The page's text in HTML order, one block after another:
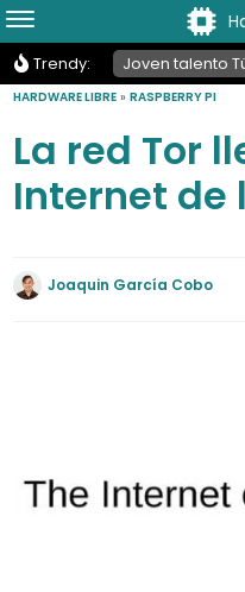
Trendy: Joven talento
HARDWARE LIBRE »RASPBERRY PI
La red Tor
Internet de
Joaquin García Cobo